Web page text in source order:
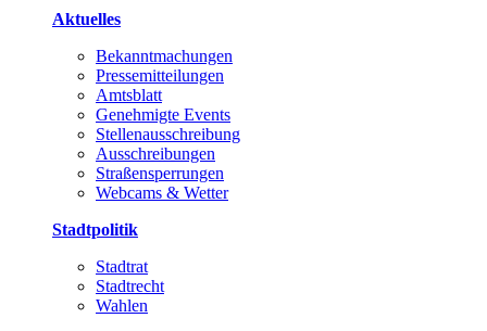
Aktuelles
Bekanntmachungen
Pressemitteilungen
Amtsblatt
Genehmigte Events
Stellenausschreibung
Ausschreibungen
Straßensperrungen
Webcams & Wetter
Stadtpolitik
Stadtrat
Stadtrecht
Wahlen